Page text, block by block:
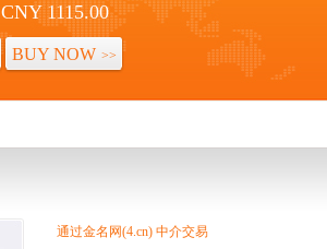
CNY 1115.00
BUY NOW >>
通过金名网(4.cn) 中介交易